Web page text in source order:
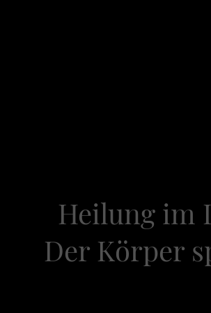
Heilung im
Der Körper